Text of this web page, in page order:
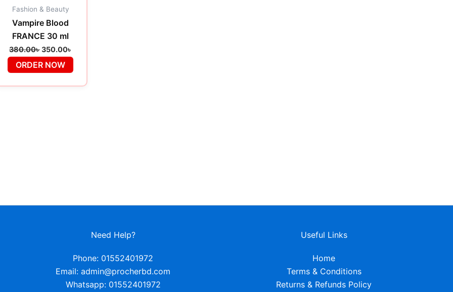
Fashion & Beauty
Vampire Blood
FRANCE 30 ml
380.00৳350.00৳
ORDER NOW
Need Help?
Phone: 01552401972
Email: admin@procherbd.com
Whatsapp: 01552401972
Useful Links
Home
Terms & Conditions
Returns & Refunds Policy